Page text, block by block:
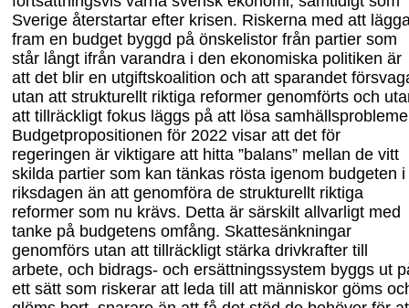
Sverige återstartar efter krisen. Riskerna med att
fram en budget byggd på önskelistor från partier som
står långt ifrån varandra i den ekonomiska politiken är
att det blir en utgiftskoalition och att sparandet
utan att strukturellt riktiga reformer genomförts och
att tillräckligt fokus läggs på att lösa sam
Budgetpropositionen för 2022 visar att det för
regeringen är viktigare att hitta ”balans” mellan de vitt
skilda partier som kan tänkas rösta igenom budgeten i
riksdagen än att genomföra de strukturellt riktiga
reformer som nu krävs. Detta är särskilt allvarligt med
tanke på budgetens omfång. Skattesänkningar
genomförs utan att tillräckligt stärka drivkrafter till
arbete, och bidrags- och ersättningssystem byggs ut
ett sätt som riskerar att leda till att människor göms